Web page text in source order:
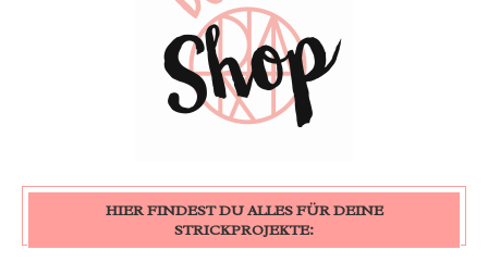
HIER FINDEST DU ALLES FÜR DEINE
STRICKPROJEKTE: